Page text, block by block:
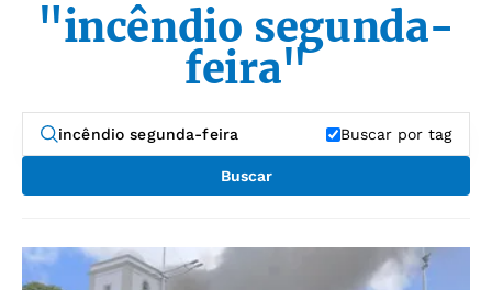
"incêndio segunda-
feira"
Buscar por tag
Buscar